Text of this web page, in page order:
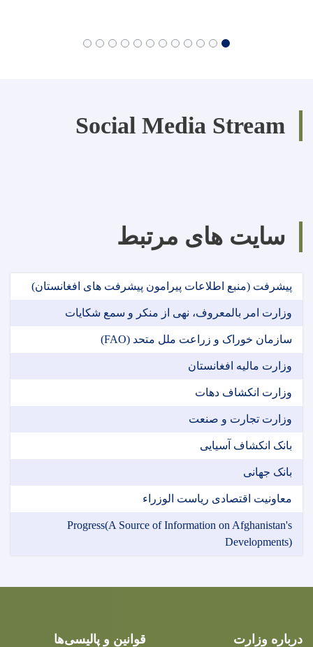
Social Media Stream
سایت های مرتبط
پیشرفت (منبع اطلاعات پیرامون پیشرفت های افغانستان)
وزارت امر بالمعروف، نهی از منکر و سمع شکایات
سازمان خوراک و زراعت ملل متحد (FAO)
وزارت مالیه افغانستان
وزارت انکشاف دهات
وزارت تجارت و صنعت
بانک انکشاف آسیایی
بانک جهانی
معاونیت اقتصادی ریاست الوزراء
Progress(A Source of Information on Afghanistan's
Developments)
درباره وزارت قوانین و پالیسی‌ها